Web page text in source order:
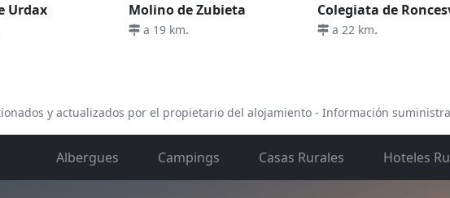
Urdax Molino de Zubieta
a 19 km.
Colegiata de
a 22 km.
y actualizados por el propietario del alojamiento - Información
Albergues Campings Casas Rurales Hoteles